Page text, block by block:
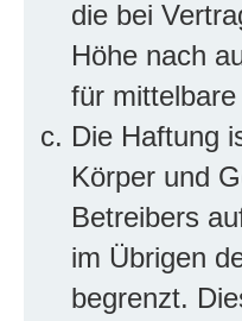
die bei
Höhe nach
für
Die Haftung
Körper und
Betreibers
im Übrigen
begrenzt.